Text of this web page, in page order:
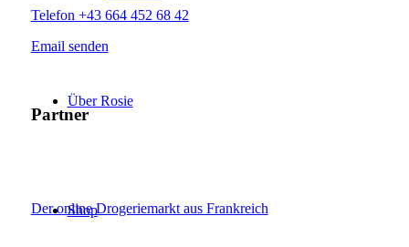
Über Rosie
Shop
Telefon +43 664 452 68 42
Email senden
Partner
Der online Drogeriemarkt aus Frankreich